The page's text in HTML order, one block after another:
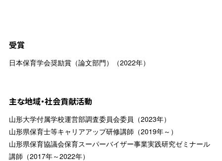
受賞
日本保育学会奨励賞（論文部門）（2022年）
主な地域・社会貢献活動
山形大学付属学校運営部調査委員会委員（2023年）
山形県保育士等キャリアアップ研修講師（2019年～）
山形県保育協議会保育スーパーバイザー事業実践研究ゼミナール
講師（2017年～2022年）